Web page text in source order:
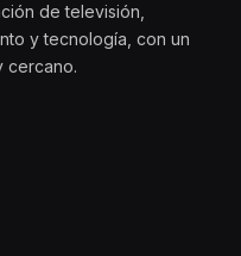
de televisión,
y tecnología, con un
cercano.